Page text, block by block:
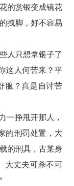
的赏银变成镜花
拽脚，好不容易
人只想拿银子了
这人何苦来？平
服？真是自讨苦
一挣甩开那人，
的刑罚处置，大
的刑具，古某身
大丈夫可杀不可